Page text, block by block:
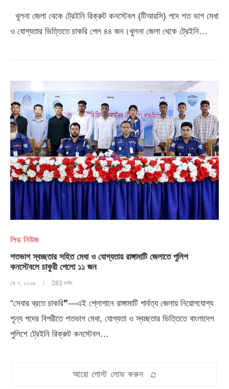
খুলনা জেলা থেকে ট্রেইনি রিক্রুট কনস্টেবল (টিআরসি) পদে শত ভাগ মেধা
ও যোগ্যতার ভিত্তিতে চাকরি পেল ৪৪ জন।খুলনা জেলা থেকে ট্রেইনি…
লিড নিউজ
শতভাগ স্বচ্ছতার সহিত মেধা ও যোগ্যতায় রাঙ্গামাটি জেলাতে পুলিশ
কনস্টেবলে চাকুরী পেলো ১১ জন
মে ৭, ২০২৬ 283 দর্শন
“সেবার ব্রতে চাকরি❞—এই শ্লোগানে রাঙ্গামাটি পার্বত্য জেলায় নিয়োগযোগ্য
শূন্য পদের বিপরীতে শতভাগ মেধা, যোগ্যতা ও স্বচ্ছতার ভিত্তিতে বাংলাদেশ
পুলিশে ট্রেইনি রিক্রুট কনস্টেবল…
আরো পোস্ট লোড করুন